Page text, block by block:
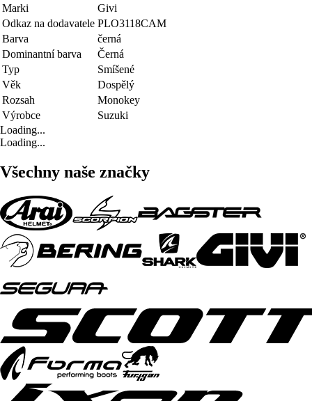
Marki
Givi
Odkaz na dodavatele PLO3118CAM
Barva
černá
Dominantní barva
Černá
Typ
Smíšené
Věk
Dospělý
Rozsah
Monokey
Výrobce
Suzuki
Loading...
Loading...
Všechny naše značky